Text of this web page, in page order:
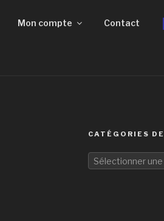
Mon compte Contact
CATÉGORIES
Sélectionner